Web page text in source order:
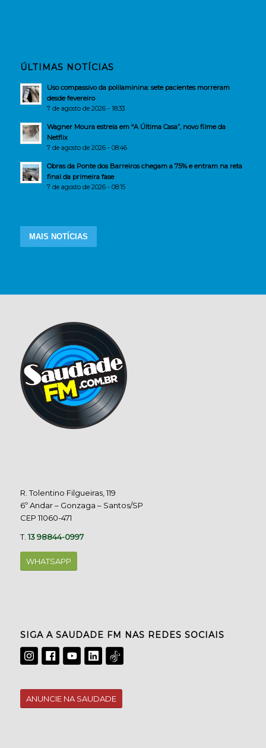
ÚLTIMAS NOTÍCIAS
Uso compassivo da polilaminina: sete pacientes morreram
desde fevereiro
7 de agosto de 2026 - 18:33
Wagner Moura estreia em “A Última Casa”, novo filme da
Netflix
7 de agosto de 2026 - 08:46
Obras da Ponte dos Barreiros chegam a 75% e entram na reta
final da primeira fase
7 de agosto de 2026 - 08:15
MAIS NOTÍCIAS
R. Tolentino Filgueiras, 119
6º Andar – Gonzaga – Santos/SP
CEP 11060-471
T.13 98844-0997
WHATSAPP
SIGA A SAUDADE FM NAS REDES SOCIAIS
ANUNCIE NA SAUDADE